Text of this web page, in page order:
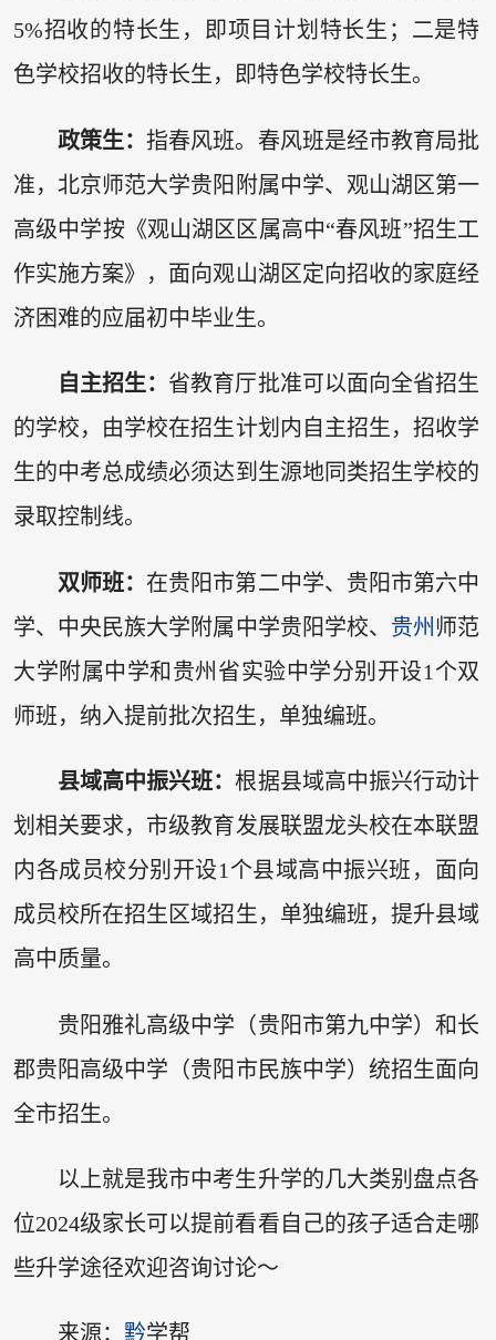
5%招收的特长生，即项目计划特长生；二是特
色学校招收的特长生，即特色学校特长生。
政策生：指春风班。春风班是经市教育局批
准，北京师范大学贵阳附属中学、观山湖区第一
高级中学按《观山湖区区属高中“春风班”招生工
作实施方案》，面向观山湖区定向招收的家庭经
济困难的应届初中毕业生。
自主招生： 省教育厅批准可以面向全省招生
的学校，由学校在招生计划内自主招生，招收学
生的中考总成绩必须达到生源地同类招生学校的
录取控制线。
双师班： 在贵阳市第二中学、贵阳市第六中
学、中央民族大学附属中学贵阳学校、 贵州 师范
大学附属中学和贵州省实验中学分别开设1个双
师班，纳入提前批次招生，单独编班。
县域高中振兴班：根据县域高中振兴行动计
划相关要求，市级教育发展联盟龙头校在本联盟
内各成员校分别开设1个县域高中振兴班，面向
成员校所在招生区域招生，单独编班，提升县域
高中质量。
贵阳雅礼高级中学（贵阳市第九中学）和长
郡贵阳高级中学（贵阳市民族中学）统招生面向
全市招生。
以上就是我市中考生升学的几大类别盘点各
位2024级家长可以提前看看自己的孩子适合走哪
些升学途径欢迎咨询讨论～
来源： 黔学帮